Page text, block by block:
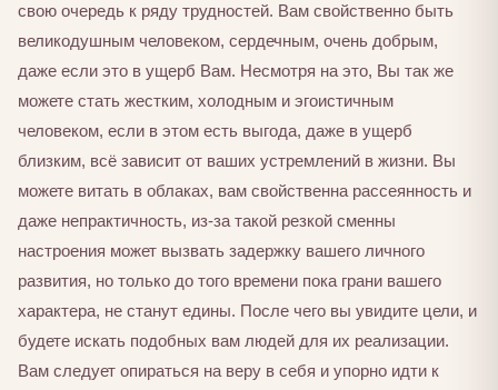
свою очередь к ряду трудностей. Вам свойственно быть
великодушным человеком, сердечным, очень добрым,
даже если это в ущерб Вам. Несмотря на это, Вы так же
можете стать жестким, холодным и эгоистичным
человеком, если в этом есть выгода, даже в ущерб
близким, всё зависит от ваших устремлений в жизни. Вы
можете витать в облаках, вам свойственна рассеянность и
даже непрактичность, из-за такой резкой сменны
настроения может вызвать задержку вашего личного
развития, но только до того времени пока грани вашего
характера, не станут едины. После чего вы увидите цели, и
будете искать подобных вам людей для их реализации.
Вам следует опираться на веру в себя и упорно идти к